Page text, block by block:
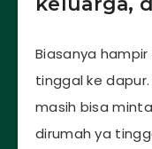
Biasanya
tinggal ke
masih bisa
dirumah ya